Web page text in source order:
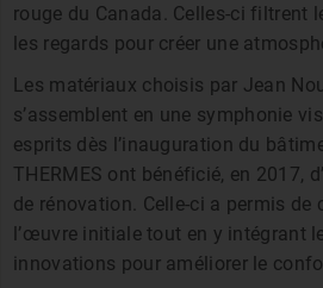
rouge du Canada. Celles-ci filtrent
les regards pour créer une
Les matériaux choisis par Jean
s’assemblent en une symphonie
esprits dès l’inauguration du
THERMES ont bénéficié, en 2017,
de rénovation. Celle-ci a permis de
l’œuvre initiale tout en y intégrant
innovations pour améliorer le